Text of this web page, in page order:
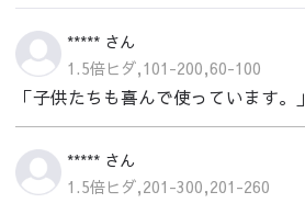
***** さん
1.5倍ヒダ,101-200,60-100
「子供たちも喜んで使っています。」
***** さん
1.5倍ヒダ,201-300,201-260